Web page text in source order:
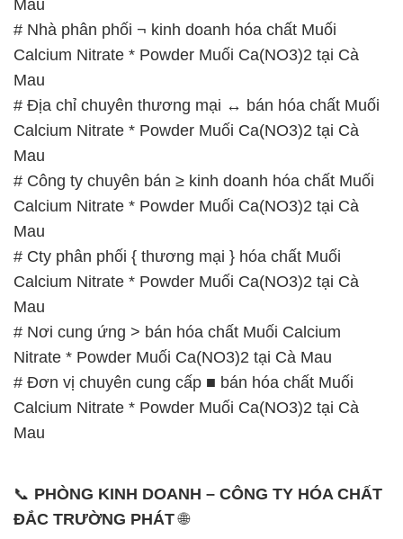
Thứ 2 đến thứ 6: Buổi sáng: từ 8h đến 11h – Buổi
chiều: từ 12h30 đến 17h
Thứ 7: Buổi sáng: từ 8h đến 11h – Buổi chiều: từ
12h30 đến 16h
Chủ nhật: Nghỉ chủ nhật hàng tuần
Chúng tôi rất trân trọng thời gian và cam kết tuân
thủ giờ làm việc để đảm bảo sự hỗ trợ tốt nhất cho
khách hàng và đảm bảo hiệu suất công việc cao
nhất của nhân viên.
BẢN ĐỒ MAP TẠI CÔNG TY HÓA CHẤT ĐẮC
TRƯỜNG PHÁT
ĐỊA CHỈ: 1229C Quốc lộ 1A, Phường Bình Trị
Đông B, Quận Bình Tân, Sài Gòn TP. Hồ Chí
Minh